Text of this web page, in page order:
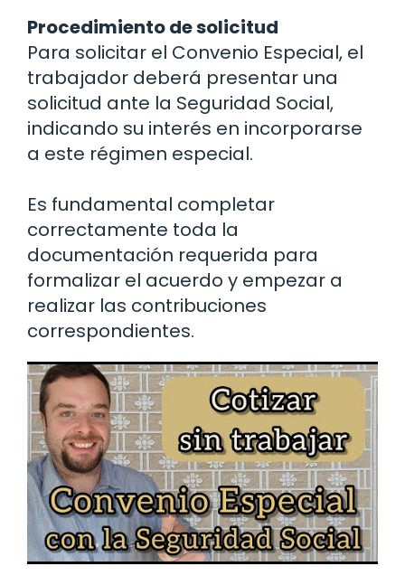
Procedimiento de solicitud
Para solicitar el Convenio Especial, el
trabajador deberá presentar una
solicitud ante la Seguridad Social,
indicando su interés en incorporarse
a este régimen especial.
Es fundamental completar
correctamente toda la
documentación requerida para
formalizar el acuerdo y empezar a
realizar las contribuciones
correspondientes.